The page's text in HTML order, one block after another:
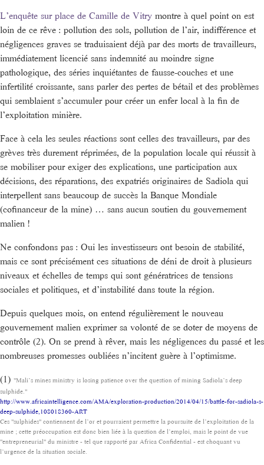
L’enquête sur place de Camille de Vitry montre à quel point on est
loin de ce rêve : pollution des sols, pollution de l’air, indifférence et
négligences graves se traduisaient déjà par des morts de travailleurs,
immédiatement licencié sans indemnité au moindre signe
pathologique, des séries inquiétantes de fausse-couches et une
infertilité croissante, sans parler des pertes de bétail et des problèmes
qui semblaient s’accumuler pour créer un enfer local à la fin de
l’exploitation minière.
Face à cela les seules réactions sont celles des travailleurs, par des
grèves très durement réprimées, de la population locale qui réussit à
se mobiliser pour exiger des explications, une participation aux
décisions, des réparations, des expatriés originaires de Sadiola qui
interpellent sans beaucoup de succès la Banque Mondiale
(cofinanceur de la mine) … sans aucun soutien du gouvernement
malien !
Ne confondons pas : Oui les investisseurs ont besoin de stabilité,
mais ce sont précisément ces situations de déni de droit à plusieurs
niveaux et échelles de temps qui sont génératrices de tensions
sociales et politiques, et d’instabilité dans toute la région.
Depuis quelques mois, on entend régulièrement le nouveau
gouvernement malien exprimer sa volonté de se doter de moyens de
contrôle (2). On se prend à rêver, mais les négligences du passé et les
nombreuses promesses oubliées n’incitent guère à l’optimisme.
(1) "Mali’s mines ministry is losing patience over the question of mining Sadiola’s deep
sulphide."
http://www.africaintelligence.com/AMA/exploration-production/2014/04/15/battle-for-sadiola-s-
deep-sulphide,108018360-ART
Ces "sulphides" contiennent de l’or et pourraient permettre la poursuite de l’exploitation de la
mine ; cette préoccupation est donc bien liée à la question de l’emploi, mais le point de vue
"entrepreneurial" du ministre - tel que rapporté par Africa Confidential - est choquant vu
l’urgence de la situation sociale.